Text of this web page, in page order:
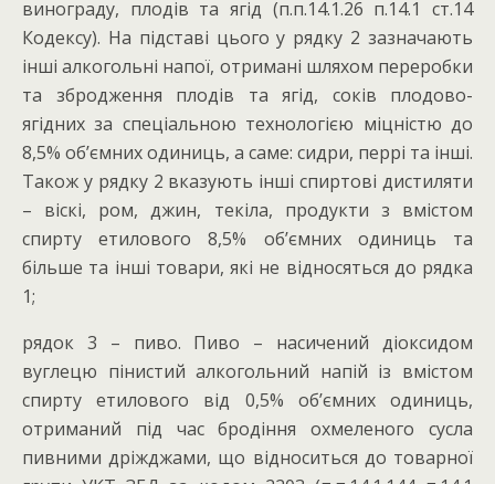
винограду, плодів та ягід (п.п.14.1.26 п.14.1 ст.14
Кодексу). На підставі цього у рядку 2 зазначають
інші алкогольні напої, отримані шляхом переробки
та збродження плодів та ягід, соків плодово-
ягідних за спеціальною технологією міцністю до
8,5% об’ємних одиниць, а саме: сидри, перрі та інші.
Також у рядку 2 вказують інші спиртові дистиляти
– віскі, ром, джин, текіла, продукти з вмістом
спирту етилового 8,5% об’ємних одиниць та
більше та інші товари, які не відносяться до рядка
1;
рядок 3 – пиво. Пиво – насичений діоксидом
вуглецю пінистий алкогольний напій із вмістом
спирту етилового від 0,5% об’ємних одиниць,
отриманий під час бродіння охмеленого сусла
пивними дріжджами, що відноситься до товарної